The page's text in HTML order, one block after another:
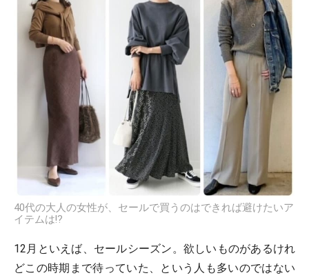
40代の大人の女性が、セールで買うのはできれば避けたいア
イテムは!?
12月といえば、セールシーズン。欲しいものがあるけれ
どこの時期まで待っていた、という人も多いのではない